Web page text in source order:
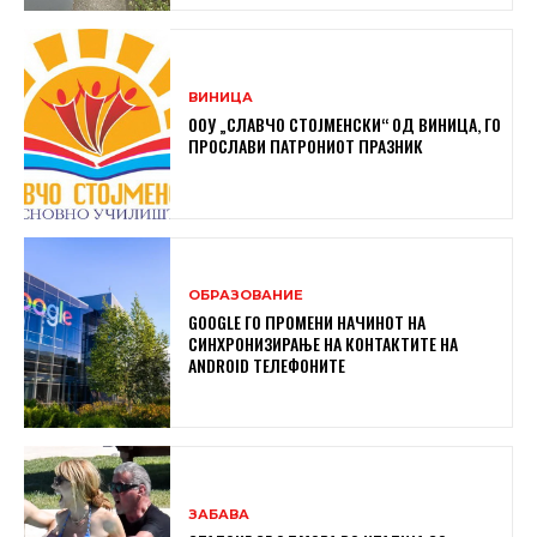
ВИНИЦА
ООУ „СЛАВЧО СТОЈМЕНСКИ“ ОД ВИНИЦА, ГО
ПРОСЛАВИ ПАТРОНИОТ ПРАЗНИК
ОБРАЗОВАНИЕ
GOOGLE ГО ПРОМЕНИ НАЧИНОТ НА
СИНХРОНИЗИРАЊЕ НА КОНТАКТИТЕ НА
ANDROID ТЕЛЕФОНИТЕ
ЗАБАВА